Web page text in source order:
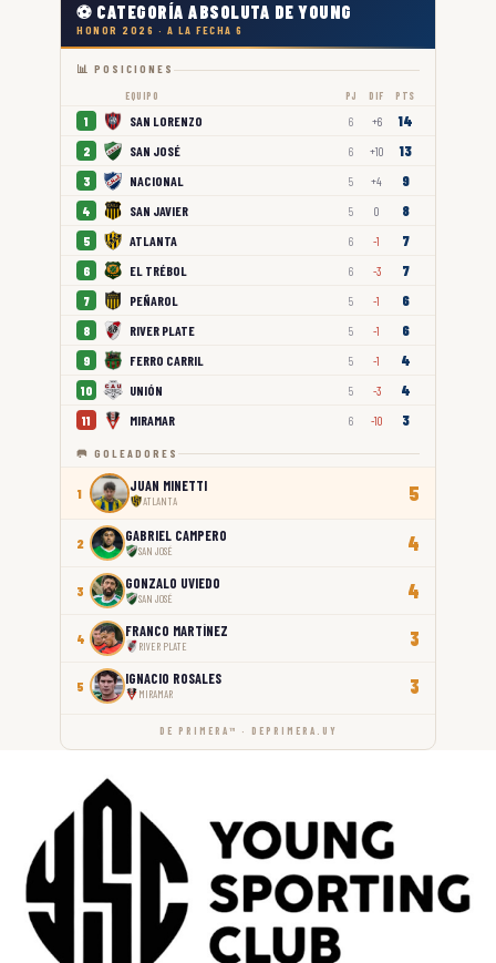
⚽ CATEGORÍA ABSOLUTA DE YOUNG
HONOR 2026 · A LA FECHA 6
📊 POSICIONES
EQUIPO PJ DIF PTS
1 SAN LORENZO 6 +6 14
2 SAN JOSÉ 6 +10 13
3 NACIONAL 5 +4 9
4 SAN JAVIER 5 0 8
5 ATLANTA 6 -1 7
6 EL TRÉBOL 6 -3 7
7 PEÑAROL 5 -1 6
8 RIVER PLATE 5 -1 6
9 FERRO CARRIL 5 -1 4
10 UNIÓN 5 -3 4
11 MIRAMAR 6 -10 3
🥅 GOLEADORES
1 JUAN MINETTI
ATLANTA 5
2 GABRIEL CAMPERO
SAN JOSÉ 4
3 GONZALO UVIEDO
SAN JOSÉ 4
4 FRANCO MARTÍNEZ
RIVER PLATE 3
5 IGNACIO ROSALES
MIRAMAR 3
DE PRIMERA™ · DEPRIMERA.UY